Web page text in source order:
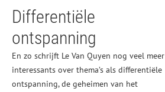
Differentiële
ontspanning
En zo schrijft Le Van Quyen nog veel meer
interessants over thema’s als differentiële
ontspanning, de geheimen van het